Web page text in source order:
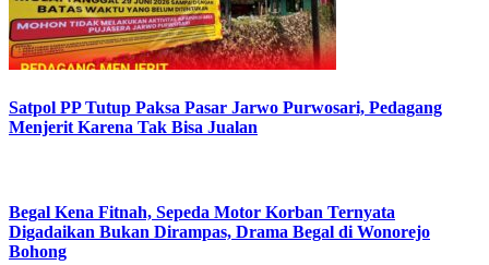
Satpol PP Tutup Paksa Pasar Jarwo Purwosari, Pedagang
Menjerit Karena Tak Bisa Jualan
Begal Kena Fitnah, Sepeda Motor Korban Ternyata
Digadaikan Bukan Dirampas, Drama Begal di Wonorejo
Bohong